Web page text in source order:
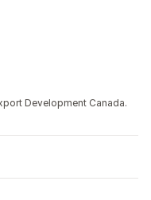
Development Canada.